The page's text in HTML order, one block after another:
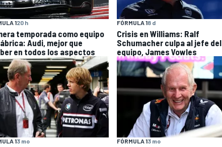
120 h
temporada como equipo
Audi, mejor que
en todos los aspectos
FÓRMULA 18 d
Crisis en Williams: Ralf
Schumacher culpa al jefe del
equipo, James Vowles
13 mo FÓRMULA 13 mo